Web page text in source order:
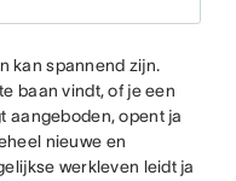
kan spannend zijn.
baan vindt, of je een
aangeboden, opent ja
nieuwe en
werkleven leidt ja